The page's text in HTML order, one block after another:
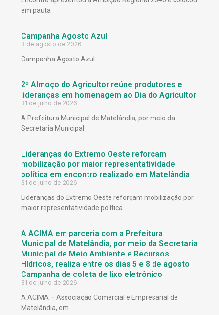
em pauta
Campanha Agosto Azul
3 de agosto de 2026
Campanha Agosto Azul
2º Almoço do Agricultor reúne produtores e
lideranças em homenagem ao Dia do Agricultor
31 de julho de 2026
A Prefeitura Municipal de Matelândia, por meio da
Secretaria Municipal
Lideranças do Extremo Oeste reforçam
mobilização por maior representatividade
política em encontro realizado em Matelândia
31 de julho de 2026
Lideranças do Extremo Oeste reforçam mobilização por
maior representatividade política
A ACIMA em parceria com a Prefeitura
Municipal de Matelândia, por meio da Secretaria
Municipal de Meio Ambiente e Recursos
Hídricos, realiza entre os dias 5 e 8 de agosto
Campanha de coleta de lixo eletrônico
31 de julho de 2026
A ACIMA – Associação Comercial e Empresarial de
Matelândia, em